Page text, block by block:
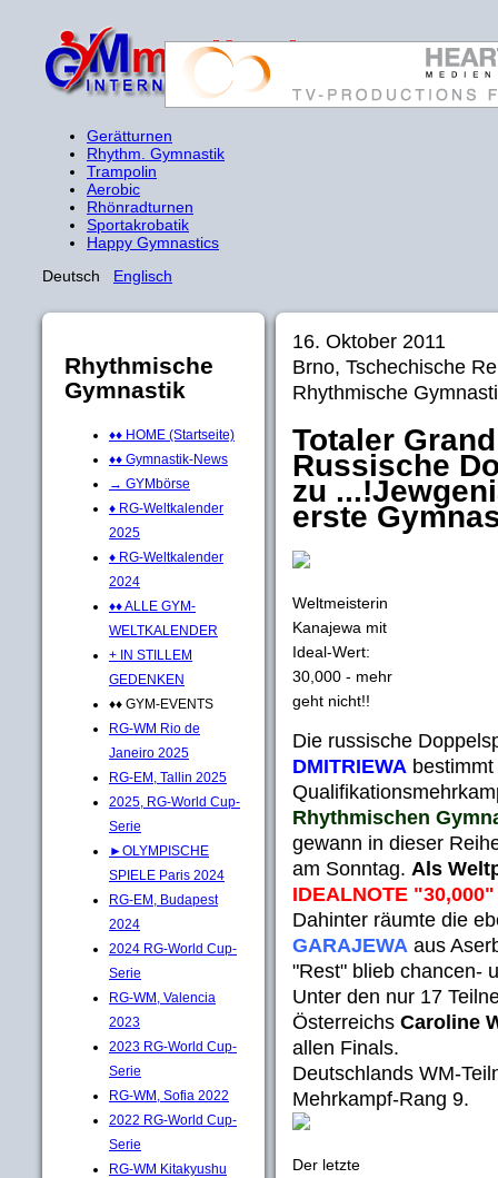
Gerätturnen
Rhythm. Gymnastik
Trampolin
Aerobic
Rhönradturnen
Sportakrobatik
Happy Gymnastics
Deutsch Englisch
Rhythmische
Gymnastik
♦♦ HOME (Startseite)
♦♦ Gymnastik-News
→ GYMbörse
♦ RG-Weltkalender
2025
♦ RG-Weltkalender
2024
♦♦ ALLE GYM-
WELTKALENDER
+ IN STILLEM
GEDENKEN
♦♦ GYM-EVENTS
RG-WM Rio de
Janeiro 2025
RG-EM, Tallin 2025
2025, RG-World Cup-
Serie
►OLYMPISCHE
SPIELE Paris 2024
RG-EM, Budapest
2024
2024 RG-World Cup-
Serie
RG-WM, Valencia
2023
2023 RG-World Cup-
Serie
RG-WM, Sofia 2022
2022 RG-World Cup-
Serie
RG-WM Kitakyushu
16. Oktober 2011
Brno, Tschechische
Rhythmische
Totaler
Russische
zu
erste
Weltmeisterin
Kanajewa mit
Ideal-Wert:
30,000 - mehr
geht nicht!!
Die russische
DMITRIEWA
Rhythmischen
gewann in dieser
am Sonntag. Als
IDEALNOTE "30,000"
Dahinter räumte die
GARAJEWA aus
"Rest" blieb chancen-
Unter den nur 17
Österreichs Caroline
allen Finals.
Deutschlands WM-
Mehrkampf-Rang 9.
Der letzte